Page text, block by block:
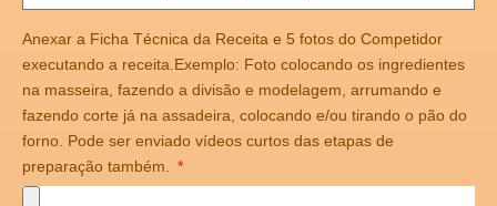
Anexar a Ficha Técnica da Receita e 5 fotos do Competidor
executando a receita.Exemplo: Foto colocando os ingredientes
na masseira, fazendo a divisão e modelagem, arrumando e
fazendo corte já na assadeira, colocando e/ou tirando o pão do
forno. Pode ser enviado vídeos curtos das etapas de
preparação também.